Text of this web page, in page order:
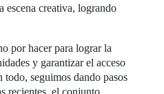
escena creativa, logrando
por hacer para lograr la
y garantizar el acceso
seguimos dando pasos
recientes, el conjunto